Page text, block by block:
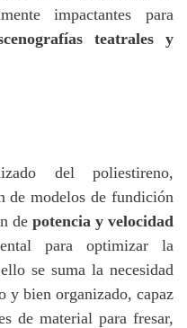
impactantes para
teatrales y
del poliestireno,
de modelos de fundición
de potencia y velocidad
para optimizar la
se suma la necesidad
y bien organizado, capaz
de material para fresar,